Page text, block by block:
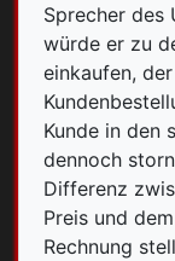
Sprecher des
würde er zu
einkaufen,
Kunde in den
dennoch
Differenz
Preis und
Rechnung